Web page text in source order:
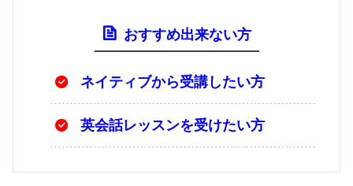
おすすめ出来ない方
ネイティブから受講したい方
英会話レッスンを受けたい方